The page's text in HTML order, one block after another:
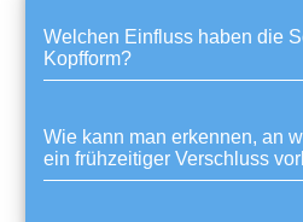
Welchen Einfluss haben die
Kopfform?
Wie kann man erkennen, an
ein frühzeitiger Verschluss
Stillen
Essen und Ernährung
Wachstum